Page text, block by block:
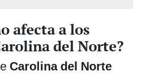
afecta a los
del Norte?
Carolina del Norte